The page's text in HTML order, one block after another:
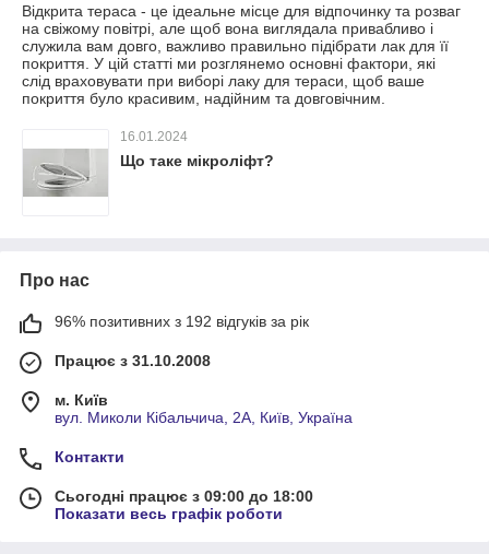
Відкрита тераса - це ідеальне місце для відпочинку та розваг
на свіжому повітрі, але щоб вона виглядала привабливо і
служила вам довго, важливо правильно підібрати лак для її
покриття. У цій статті ми розглянемо основні фактори, які
слід враховувати при виборі лаку для тераси, щоб ваше
покриття було красивим, надійним та довговічним.
16.01.2024
Що таке мікроліфт?
Про нас
96% позитивних з 192 відгуків за рік
Працює з 31.10.2008
м. Київ
вул. Миколи Кібальчича, 2А, Київ, Україна
Контакти
Сьогодні працює з 09:00 до 18:00
Показати весь графік роботи